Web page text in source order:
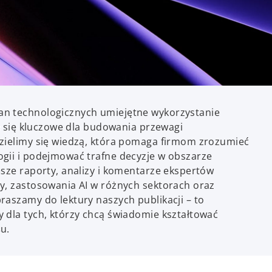
technologicznych umiejętne wykorzystanie
kluczowe dla budowania przewagi
się wiedzą, która pomaga firmom zrozumieć
i podejmować trafne decyzje w obszarze
raporty, analizy i komentarze ekspertów
zastosowania AI w różnych sektorach oraz
do lektury naszych publikacji – to
dla tych, którzy chcą świadomie kształtować